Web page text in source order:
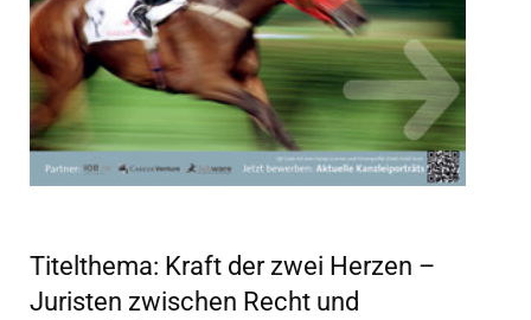
Titelthema: Kraft der zwei Herzen –
Juristen zwischen Recht und